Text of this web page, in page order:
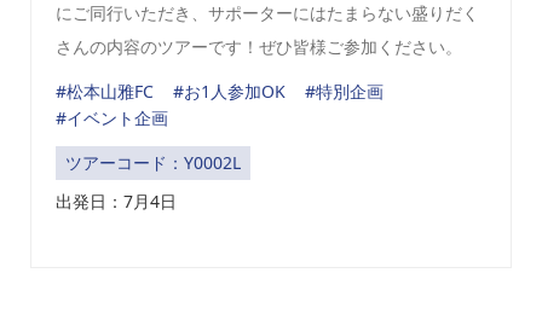
にご同行いただき、サポーターにはたまらない盛りだく
さんの内容のツアーです！ぜひ皆様ご参加ください。
#松本山雅FC
#お1人参加OK
#特別企画
#イベント企画
ツアーコード：Y0002L
出発日：7月4日